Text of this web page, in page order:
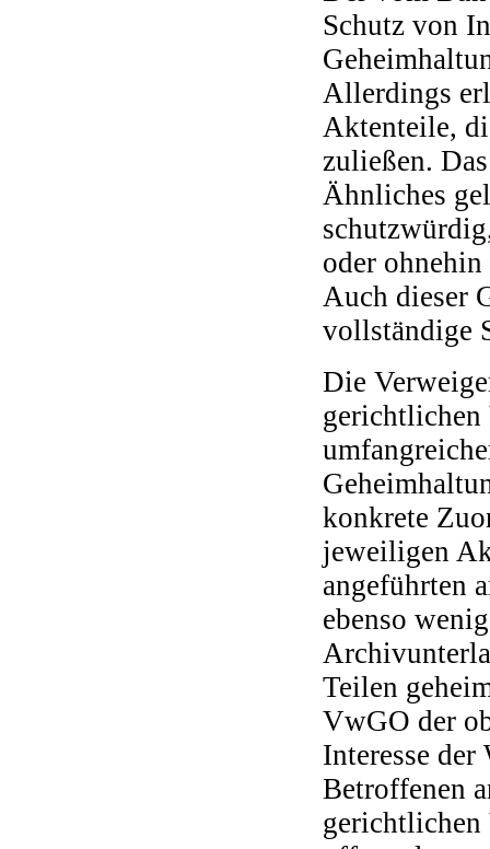
Schutz von
Allerdings
Aktenteile,
zuließen.
Ähnliches
oder ohnehin
Auch dieser
vollständige
Die
gerichtlichen
konkrete
jeweiligen
angeführten
ebenso
Teilen
VwGO der
Interesse
Betroffenen
gerichtlichen